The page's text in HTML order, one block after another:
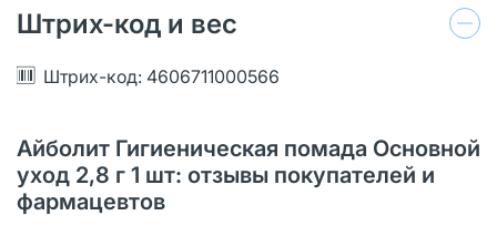
Штрих-код и вес
Штрих-код: 4606711000566
Айболит Гигиеническая помада Основной
уход 2,8 г 1 шт: отзывы покупателей и
фармацевтов